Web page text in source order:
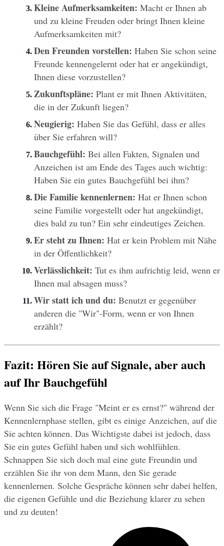
Kleine Aufmerksamkeiten: Macht er Ihnen ab
und zu kleine Freuden oder bringt Ihnen kleine
Aufmerksamkeiten mit?
Den Freunden vorstellen: Haben Sie schon seine
Freunde kennengelernt oder hat er angekündigt,
Ihnen diese vorzustellen?
Zukunftspläne: Plant er mit Ihnen Aktivitäten,
die in der Zukunft liegen?
Neugierig: Haben Sie das Gefühl, dass er alles
über Sie erfahren will?
Bauchgefühl: Bei allen Fakten, Signalen und
Anzeichen ist am Ende des Tages auch wichtig:
Haben Sie ein gutes Bauchgefühl bei ihm?
Die Familie kennenlernen: Hat er Ihnen schon
seine Familie vorgestellt oder hat angekündigt,
dies bald zu tun? Ein sehr eindeutiges Zeichen.
Er steht zu Ihnen: Hat er kein Problem mit Nähe
in der Öffentlichkeit?
Verlässlichkeit: Tut es ihm aufrichtig leid, wenn er
Ihnen mal absagen muss?
Wir statt ich und du: Benutzt er gegenüber
anderen die "Wir"-Form, wenn er von Ihnen
erzählt?
Fazit: Hören Sie auf Signale, aber auch
auf Ihr Bauchgefühl
Wenn Sie sich die Frage "Meint er es ernst?" während der
Kennenlernphase stellen, gibt es einige Anzeichen, auf die
Sie achten können. Das Wichtigste dabei ist jedoch, dass
Sie ein gutes Gefühl haben und sich wohlfühlen.
Schnappen Sie sich doch mal eine gute Freundin und
erzählen Sie ihr von dem Mann, den Sie gerade
kennenlernen. Solche Gespräche können sehr dabei helfen,
die eigenen Gefühle und die Beziehung klarer zu sehen
und zu deuten!